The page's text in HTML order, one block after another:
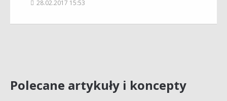
28.02.2017 15:53
Polecane artykuły i koncepty